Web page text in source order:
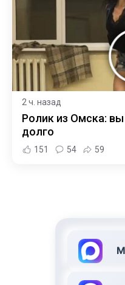
2 ч. назад
Ролик из Омска:
долго
151 54 59